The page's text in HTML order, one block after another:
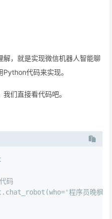
解，就是实现微信机器人智能聊
代码来实现。
们直接看代码吧。
码
程序员晚枫')